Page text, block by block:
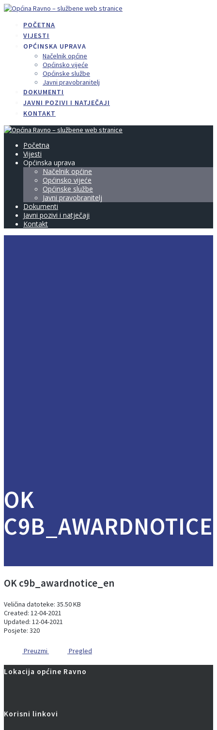
Skip
contentPOČETNA
VIJESTI
OPĆINSKA UPRAVA
Načelnik općine
Općinsko vijeće
Općinske službe
Javni pravobranitelj
DOKUMENTI
JAVNI POZIVI I NATJEČAJI
KONTAKT
Početna
Vijesti
Općinska uprava
Načelnik općine
Općinsko vijeće
Općinske službe
Javni pravobranitelj
Dokumenti
Javni pozivi i natječaji
Kontakt
OK
OK c9b_awardnotice_en
Veličina datoteke: 35.50 KB
Created: 12-04-2021
Updated: 12-04-2021
Posjete: 320
Preuzmi Pregled
Lokacija općine Ravno
Korisni linkovi